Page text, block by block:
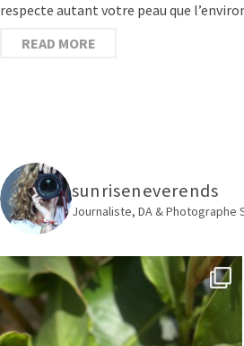
respecte autant votre peau que
READ MORE
sunriseneverends
Journaliste, DA & Photographe